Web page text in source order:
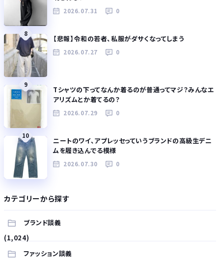
2026.07.31 0
8
【悲報】令和の若者、私服がダサくなってしまう
2026.07.27 0
9
Tシャツの下ってなんか着るのが普通ってマジ？みんなエ
アリズムとか着てるの？
2026.07.29 0
10
ニートのワイ、アプレッセっていうブランドの高級生デニ
ムを履き込んでる模様
2026.07.30 0
カテゴリーから探す
ブランド談義
(1,024)
ファッション談義